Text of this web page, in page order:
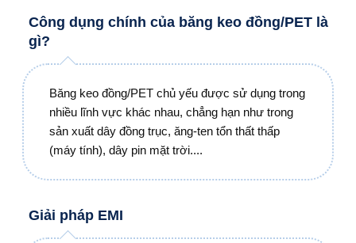
Công dụng chính của băng keo đồng/PET là
gì?
Băng keo đồng/PET chủ yếu được sử dụng trong
nhiều lĩnh vực khác nhau, chẳng hạn như trong
sản xuất dây đồng trục, ăng-ten tổn thất thấp
(máy tính), dây pin mặt trời....
Giải pháp EMI